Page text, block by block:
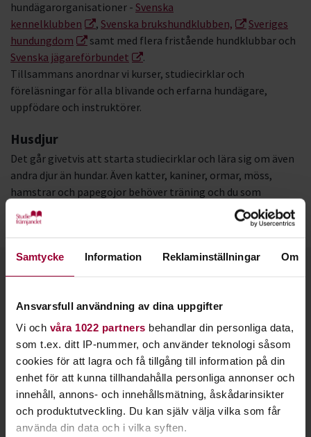
Samtycke Information Reklaminställningar Om
Ansvarsfull användning av dina uppgifter
Vi och våra 1022 partners behandlar din personliga data,
som t.ex. ditt IP-nummer, och använder teknologi såsom
cookies för att lagra och få tillgång till information på din
enhet för att kunna tillhandahålla personliga annonser och
innehåll, annons- och innehållsmätning, åskådarinsikter
och produktutveckling. Du kan själv välja vilka som får
använda din data och i vilka syften.
hundägarorganisationer - Svenska
kennelklubben
, Svenska brukshundklubben,
Sveriges
hundungdom
samt med flera fristående hundklubbar och
Svenska jägareförbundet
.
Tillsammans anordnar vi kurser, studiecirklar och
föreläsningar för alla blivande och erfarna hundägare,
uppfödare och instruktörer.
Husdjur
Det går givetvis att starta studiecirklar och lära sig om även
andra djur än hundar. Även katter, kaniner, ormar, möss,
hamstrar och papegojor behöver träning och du som
djurägare kan lära dig mycket om deras liv, hälsa och vilken
mat som passar dem bäst.
Kontakt